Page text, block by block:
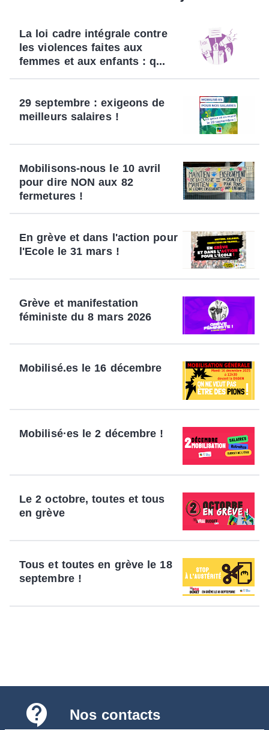
La loi cadre intégrale contre
les violences faites aux
femmes et aux enfants : q...
29 septembre : exigeons de
meilleurs salaires !
Mobilisons-nous le 10 avril
pour dire NON aux 82
fermetures !
En grève et dans l'action pour
l'Ecole le 31 mars !
Grève et manifestation
féministe du 8 mars 2026
Mobilisé.es le 16 décembre
Mobilisé·es le 2 décembre !
Le 2 octobre, toutes et tous
en grève
Tous et toutes en grève le 18
septembre !
contact_support Nos contacts